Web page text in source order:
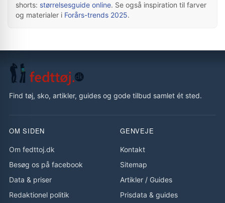
shorts: størrelsesguide online. Se også inspiration til farver
og materialer i Forårs-trends 2025.
Find tøj, sko, artikler, guides og gode tilbud samlet ét sted.
OM SIDEN
Om fedttoj.dk
Besøg os på facebook
Data & priser
Redaktionel politik
GENVEJE
Kontakt
Sitemap
Artikler / Guides
Prisdata & guides